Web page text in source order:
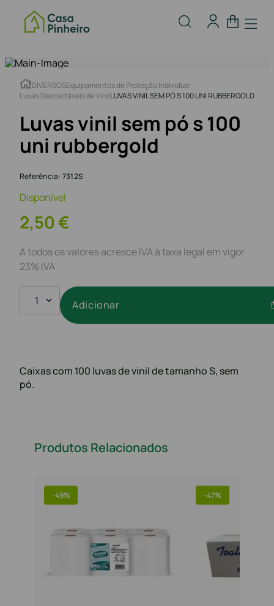
DIVERSOSEquipamentos de Proteção Individual
Luvas Descartáveis de VinilLUVAS VINIL SEM PÓ S 100 UNI RUBBERGOLD
Luvas vinil sem pó s 100
uni rubbergold
Referência: 7312S
Disponível
2,50€
A todos os valores acresce IVA à taxa legal em vigor
23% IVA
1 Adicionar
Caixas com 100 luvas de vinil de tamanho S, sem
pó.
Produtos Relacionados
-49% -47%